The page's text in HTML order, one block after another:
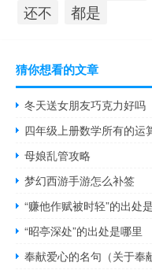
还不 都是
猜你想看的文章
冬天送女朋友巧克力好吗
四年级上册数学所有的运
母娘乱管攻略
梦幻西游手游怎么补签
“赚他作赋被时轻”的出处
“昭亭深处”的出处是哪里
奉献爱心的名句（关于奉